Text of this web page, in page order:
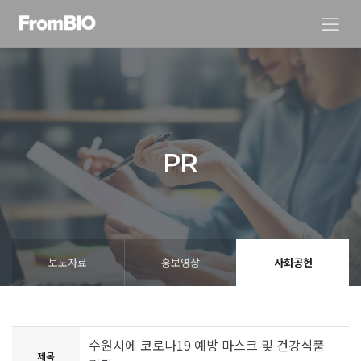
PR
보도자료 홍보영상 사회공헌
제목
수원시에 코로나19 예방 마스크 및 건강식품